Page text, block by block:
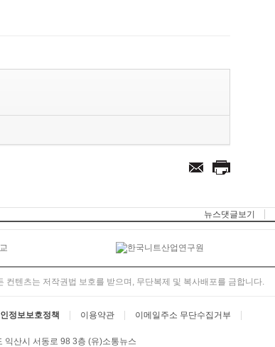
뉴스댓글보기
컨텐츠는 저작권법 보호를 받으며, 무단복제 및 복사배포를 금합니다.
정보보호정책 이용약관 이메일주소 무단수집거부
익산시 서동로 98 3층 (유)소통뉴스